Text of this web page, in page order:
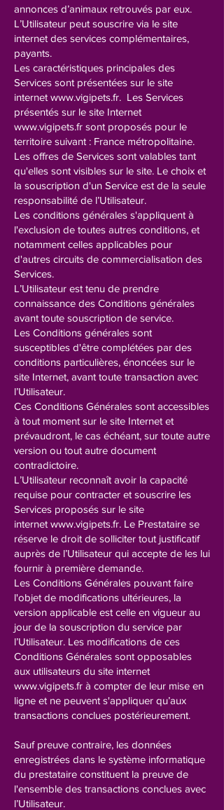
annonces d’animaux retrouvés par eux.
L’Utilisateur peut souscrire via le site
internet des services complémentaires,
payants.
Les caractéristiques principales des
Services sont présentées sur le site
internet www.vigipets.fr. Les Services
présentés sur le site Internet
www.vigipets.fr sont proposés pour le
territoire suivant : France métropolitaine.
Les offres de Services sont valables tant
qu'elles sont visibles sur le site. Le choix et
la souscription d'un Service est de la seule
responsabilité de l’Utilisateur.
Les conditions générales s'appliquent à
l'exclusion de toutes autres conditions, et
notamment celles applicables pour
d'autres circuits de commercialisation des
Services.
L’Utilisateur est tenu de prendre
connaissance des Conditions générales
avant toute souscription de service.
Les Conditions générales sont
susceptibles d'être complétées par des
conditions particulières, énoncées sur le
site Internet, avant toute transaction avec
l’Utilisateur.
Ces Conditions Générales sont accessibles
à tout moment sur le site Internet et
prévaudront, le cas échéant, sur toute autre
version ou tout autre document
contradictoire.
L’Utilisateur reconnaît avoir la capacité
requise pour contracter et souscrire les
Services proposés sur le site
internet www.vigipets.fr. Le Prestataire se
réserve le droit de solliciter tout justificatif
auprès de l’Utilisateur qui accepte de les lui
fournir à première demande.
Les Conditions Générales pouvant faire
l'objet de modifications ultérieures, la
version applicable est celle en vigueur au
jour de la souscription du service par
l’Utilisateur. Les modifications de ces
Conditions Générales sont opposables
aux utilisateurs du site internet
www.vigipets.fr à compter de leur mise en
ligne et ne peuvent s'appliquer qu’aux
transactions conclues postérieurement.
Sauf preuve contraire, les données
enregistrées dans le système informatique
du prestataire constituent la preuve de
l'ensemble des transactions conclues avec
l’Utilisateur.